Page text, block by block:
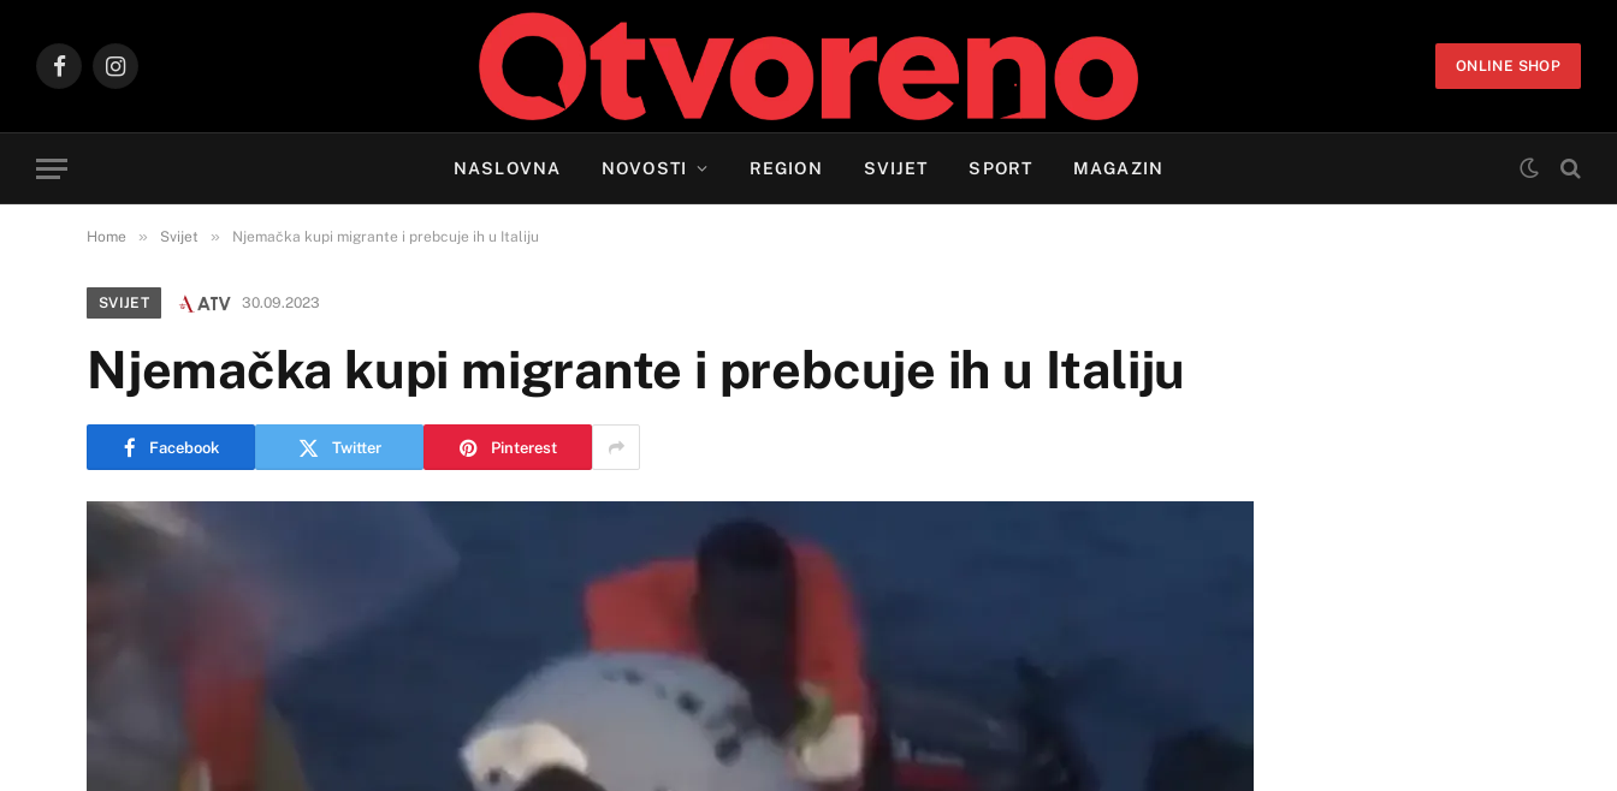
FacebookInstagram
ONLINE SHOP
NASLOVNA NOVOSTI REGION SVIJET SPORT MAGAZIN
Home » Svijet » Njemačka kupi migrante i prebcuje ih u Italiju
SVIJET 30.09.2023
Njemačka kupi migrante i prebcuje ih u Italiju
Facebook Twitter Pinterest